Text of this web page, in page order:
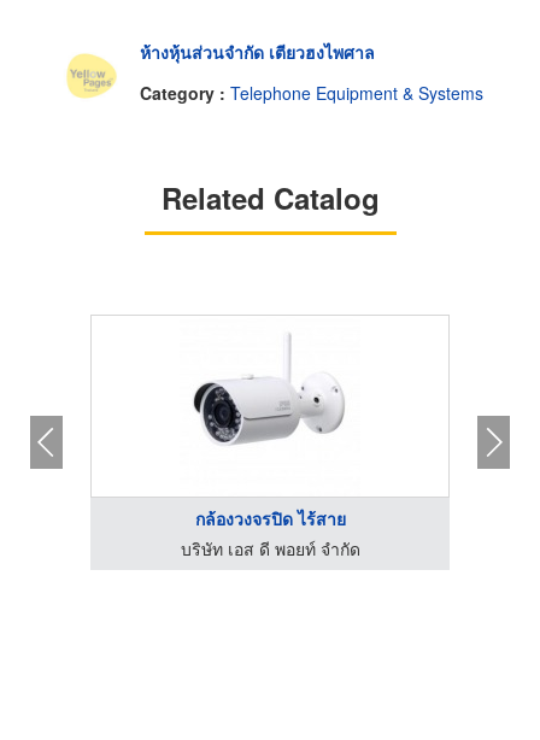
ห้างหุ้นส่วนจำกัด เตียวฮงไพศาล
Category : Telephone Equipment & Systems
Related Catalog
กล้องวงจรปิด ไร้สาย
บริษัท เอส ดี พอยท์ จำกัด